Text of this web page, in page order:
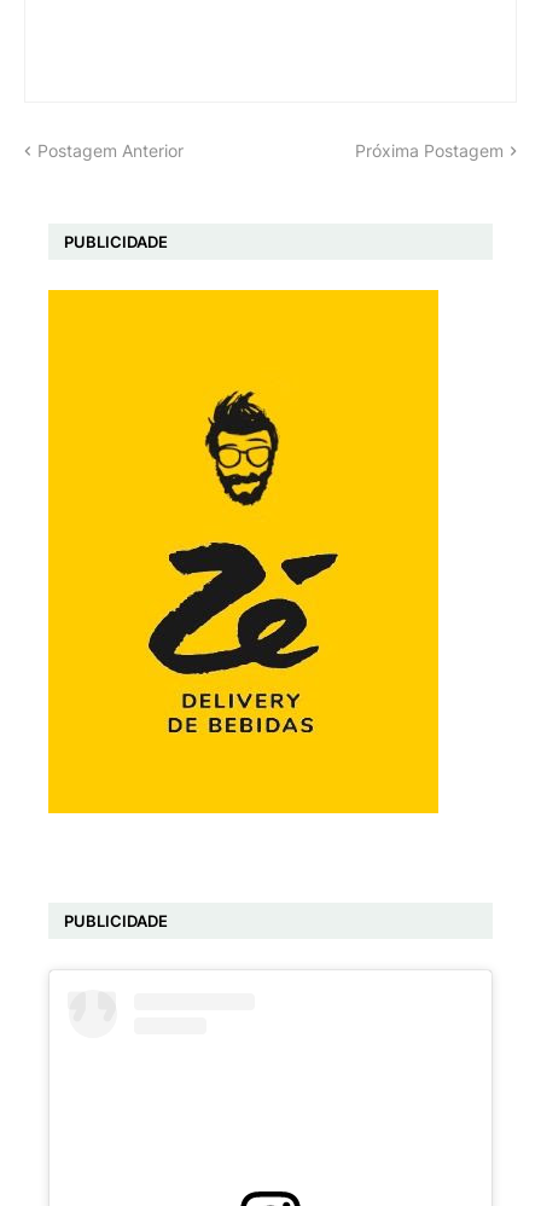
Postagem Anterior Próxima Postagem
PUBLICIDADE
PUBLICIDADE